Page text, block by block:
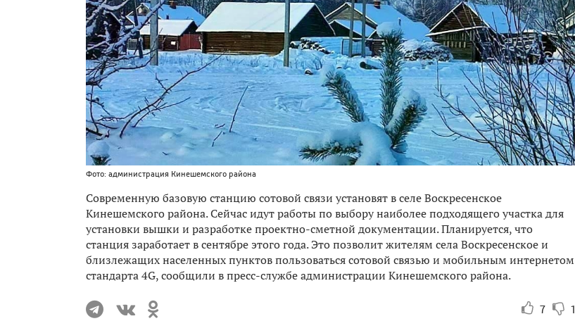
Фото: администрация Кинешемского района
Современную базовую станцию сотовой связи установят в селе Воскресенское
Кинешемского района. Сейчас идут работы по выбору наиболее подходящего участка для
установки вышки и разработке проектно-сметной документации. Планируется, что
станция заработает в сентябре этого года. Это позволит жителям села Воскресенское и
близлежащих населенных пунктов пользоваться сотовой связью и мобильным интернетом
стандарта 4G, сообщили в пресс-службе администрации Кинешемского района.
7 1